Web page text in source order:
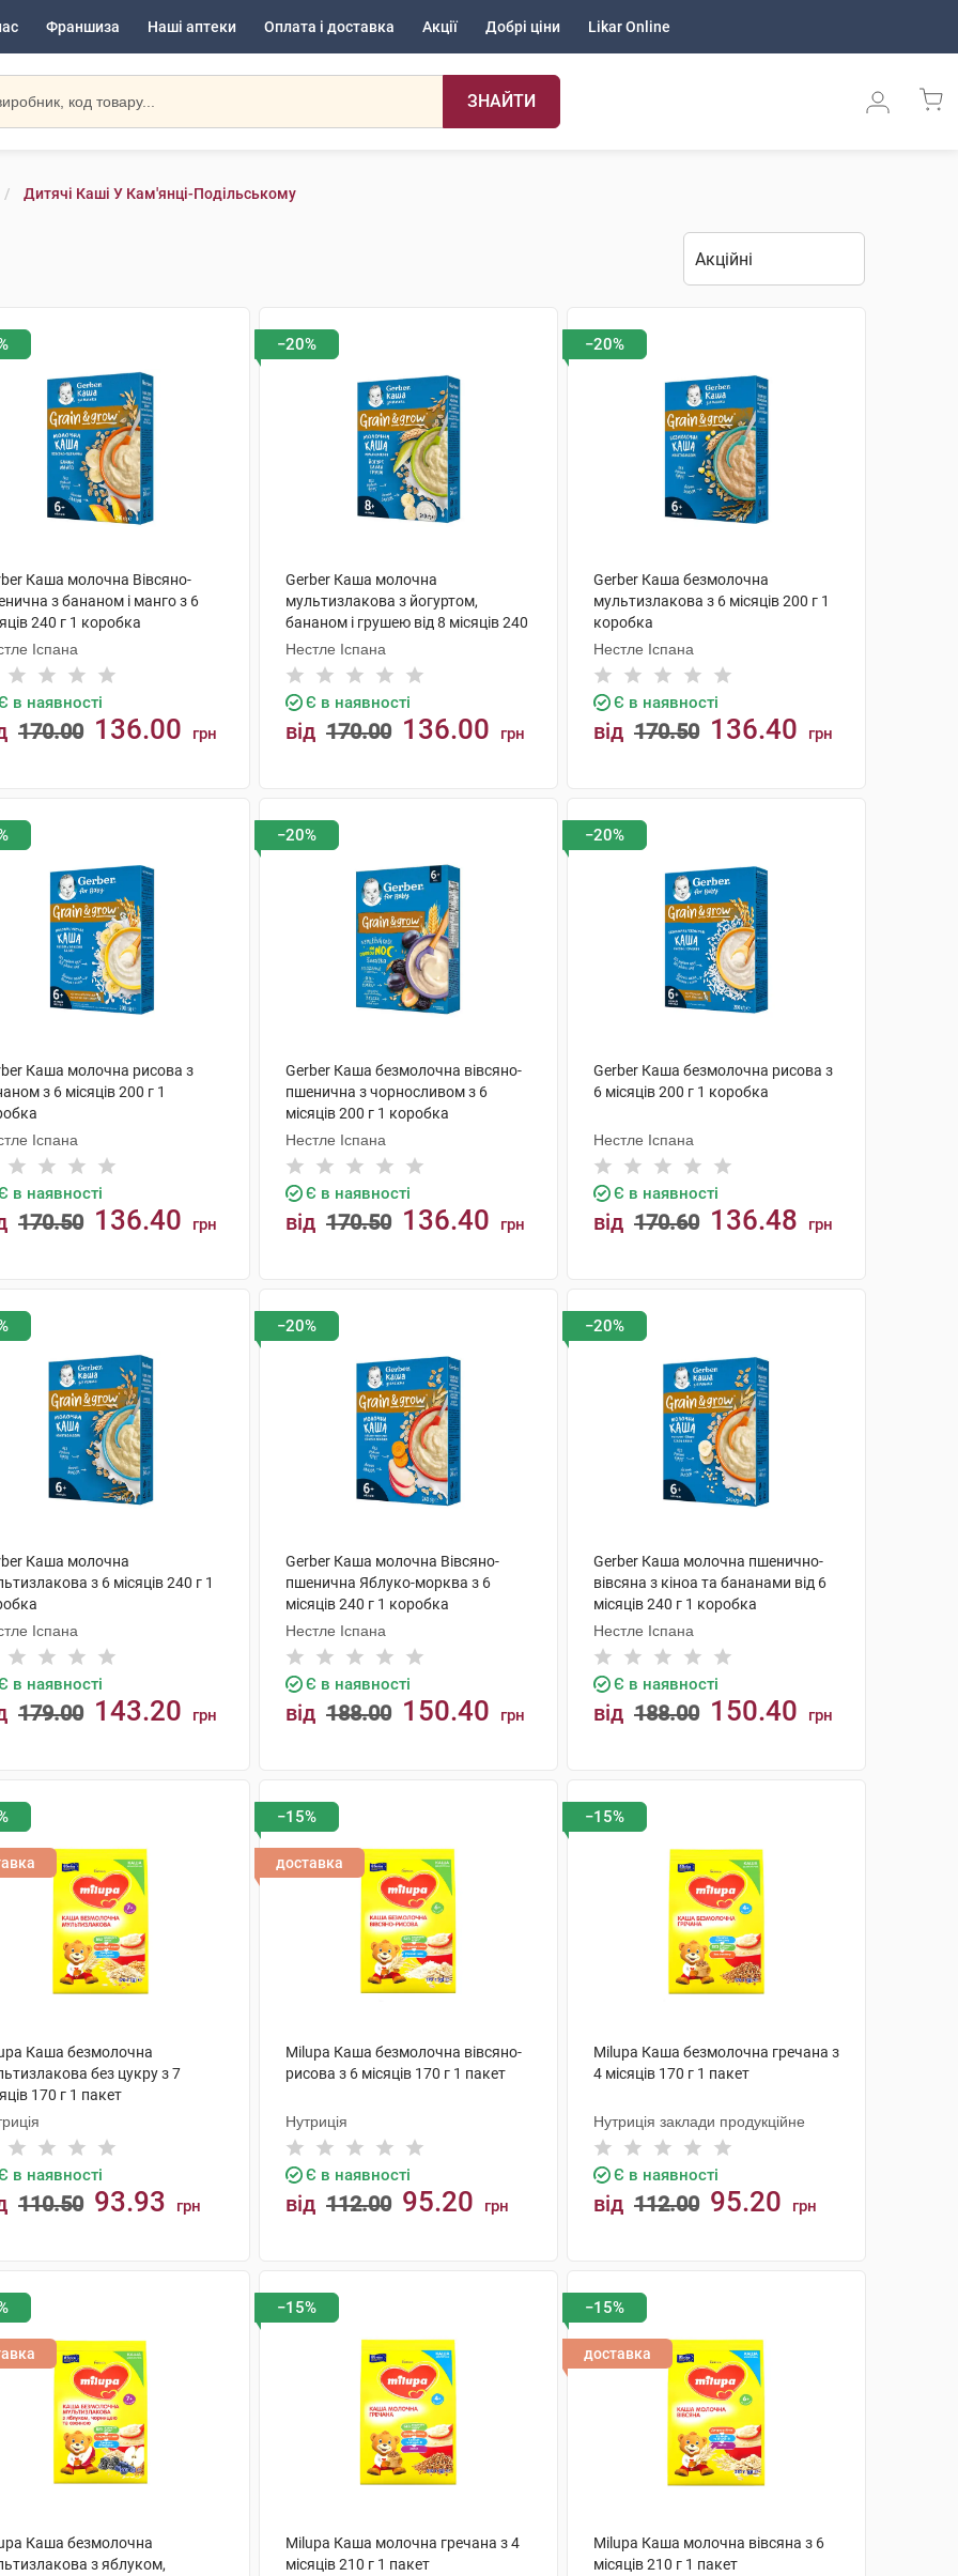
Франшиза Наші аптеки Оплата і доставка Акції Добрі ціни Likar Online
ЗНАЙТИ
Дитячі Каші У Кам'янці-Подільському
Каша молочна Вівсяно-
з бананом і манго з 6
240 г 1 коробка
Іспана
в наявності
170.00 136.00 грн
−20%
Gerber Каша молочна
мультизлакова з йогуртом,
бананом і грушею від 8 місяців 240
г 1 коробка
Нестле Іспана
Є в наявності
від 170.00 136.00 грн
−20%
Gerber Каша безмолочна
мультизлакова з 6 місяців 200 г 1
коробка
Нестле Іспана
Є в наявності
від 170.50 136.40 грн
Каша молочна рисова з
з 6 місяців 200 г 1
Іспана
в наявності
170.50 136.40 грн
−20%
Gerber Каша безмолочна вівсяно-
пшенична з чорносливом з 6
місяців 200 г 1 коробка
Нестле Іспана
Є в наявності
від 170.50 136.40 грн
−20%
Gerber Каша безмолочна рисова з
6 місяців 200 г 1 коробка
Нестле Іспана
Є в наявності
від 170.60 136.48 грн
Каша молочна
з 6 місяців 240 г 1
Іспана
в наявності
179.00 143.20 грн
−20%
Gerber Каша молочна Вівсяно-
пшенична Яблуко-морква з 6
місяців 240 г 1 коробка
Нестле Іспана
Є в наявності
від 188.00 150.40 грн
−20%
Gerber Каша молочна пшенично-
вівсяна з кіноа та бананами від 6
місяців 240 г 1 коробка
Нестле Іспана
Є в наявності
від 188.00 150.40 грн
Каша безмолочна
без цукру з 7
170 г 1 пакет
в наявності
110.50 93.93 грн
−15%
доставка
Milupa Каша безмолочна вівсяно-
рисова з 6 місяців 170 г 1 пакет
Нутриція
Є в наявності
від 112.00 95.20 грн
−15%
Milupa Каша безмолочна гречана з
4 місяців 170 г 1 пакет
Нутриція заклади продукційне
Є в наявності
від 112.00 95.20 грн
Каша безмолочна
з яблуком,
−15%
Milupa Каша молочна гречана з 4
місяців 210 г 1 пакет
−15%
доставка
Milupa Каша молочна вівсяна з 6
місяців 210 г 1 пакет